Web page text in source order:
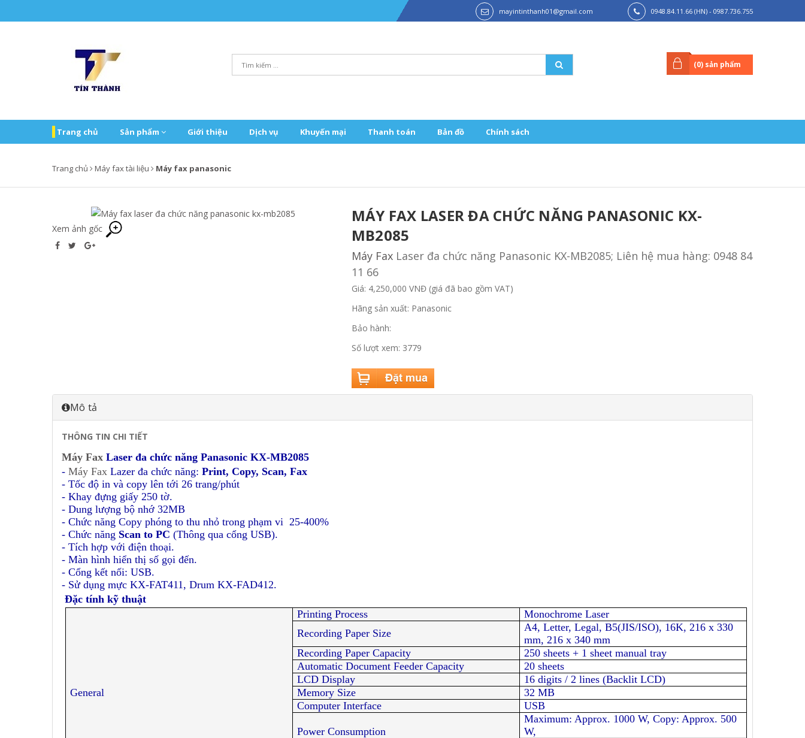
mayintinthanh01@gmail.com 0948.84.11.66 (HN) - 0987.736.755
(0) sản phẩm
Trang chủ Sản phẩm Giới thiệu Dịch vụ Khuyến mại Thanh toán Bản đồ Chính sách
Trang chủ Máy fax tài liệu Máy fax panasonic
Xem ảnh gốc
MÁY FAX LASER ĐA CHỨC NĂNG PANASONIC KX-
MB2085
Máy Fax Laser đa chức năng Panasonic KX-MB2085; Liên hệ mua hàng: 0948 84
11 66
Giá: 4,250,000 VNĐ (giá đã bao gồm VAT)
Hãng sản xuất: Panasonic
Bảo hành:
Số lượt xem: 3779
Mô tả
THÔNG TIN CHI TIẾT
Máy Fax Laser đa chức năng Panasonic KX-MB2085
- Máy Fax Lazer đa chức năng: Print, Copy, Scan, Fax
- Tốc độ in và copy lên tới 26 trang/phút
- Khay đựng giấy 250 tờ.
- Dung lượng bộ nhớ 32MB
- Chức năng Copy phóng to thu nhỏ trong phạm vi 25-400%
- Chức năng Scan to PC (Thông qua cổng USB).
- Tích hợp với điện thoại.
- Màn hình hiển thị số gọi đến.
- Cổng kết nối: USB.
- Sử dụng mực KX-FAT411, Drum KX-FAD412.
Đặc tính kỹ thuật
General
Printing Process
Monochrome Laser
Recording Paper Size
A4, Letter, Legal, B5(JIS/ISO), 16K, 216 x 330
mm, 216 x 340 mm
Recording Paper Capacity
250 sheets + 1 sheet manual tray
Automatic Document Feeder Capacity
20 sheets
LCD Display
16 digits / 2 lines (Backlit LCD)
Memory Size
32 MB
Computer Interface
USB
Power Consumption
Maximum: Approx. 1000 W, Copy: Approx. 500
W,